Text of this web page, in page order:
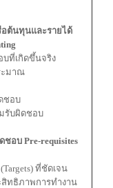
อต้นทุนและรายได้
ที่เกิดขึ้นจริง
ะมาณ
ชอบ
รับผิดชอบ
อบ Pre-requisites
ที่ชัดเจน
ทธิภาพการทำงาน